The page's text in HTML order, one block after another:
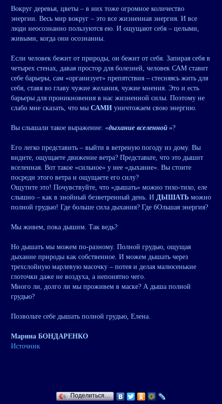
Вокруг деревья, цветы – в них тоже огромное количество
энергии. Весь мир вокруг – это все жизненная энергия. И все
люди неосознанно пользуются ею. И ощущают себя – целыми,
живыми, когда они осознанны.
Если человек бежит от природы, он бежит от себя. Запирая себя в
четырех стенах, давая простор для болезней, человек САМ ставит
себе барьеры, сам «организует» препятствия – стесняясь жить для
себя, ставя во главу чужие желания, чужие мнения. Это и есть
барьеры для проникновения в нас жизненной силы. Поэтому не
слабо мне сказать, что мы САМИ уничтожаем свою энергию.
Вы слышали такое выражение: «дыхание вселенной »?
Его легко представить – выйти в ветреную погоду из дому. Вы
видите, ощущаете движение ветра? Представьте, что это дышит
вселенная. Вот такое «сильное» у нее «дыхание». Вы стоите
посреди этого ветра и ощущаете его силу?
Ощутите это! Почувствуйте, что «дышать» можно тихо-тихо, еле
слышно – как в знойный безветренный день. И ДЫШАТЬ можно
полной грудью! Где больше сила дыхания? Где бОльшая энергия?
Мы живем, пока дышим. Так ведь?
Но дышать мы можем по-разному. Полной грудью, ощущая
дыхание природы как собственное. И можем дышать через
трехслойную марлевую масочку – потея и делая малюсенькие
глоточки даже не воздуха, а непонятно чего.
Много ли, долго ли мы проживем в маске? А дыша полной
грудью?
Позвольте себе дышать полной грудью, Елена.
Марина БОНДАРЕНКО
Источник
Поделиться…